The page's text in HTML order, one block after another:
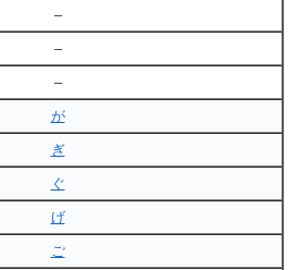
–
–
–
が
ぎ
ぐ
げ
ご